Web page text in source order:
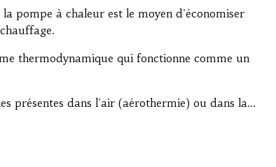
pompe à chaleur est le moyen d'économiser
thermodynamique qui fonctionne comme un
présentes dans l'air (aérothermie) ou dans la...